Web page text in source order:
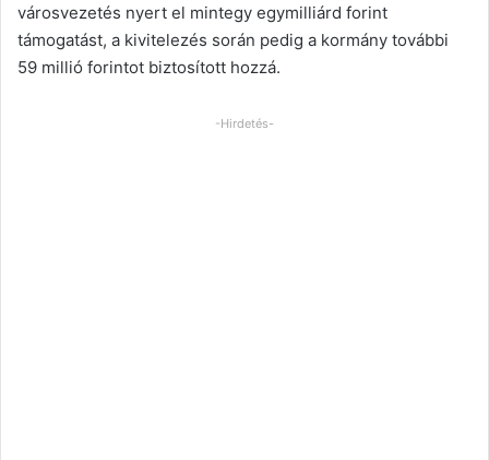
városvezetés nyert el mintegy egymilliárd forint
támogatást, a kivitelezés során pedig a kormány további
59 millió forintot biztosított hozzá.
-Hirdetés-